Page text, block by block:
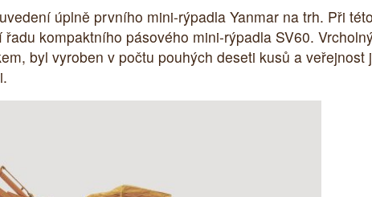
úplně prvního mini-rýpadla Yanmar na trh. Při
kompaktního pásového mini-rýpadla SV60.
byl vyroben v počtu pouhých deseti kusů a